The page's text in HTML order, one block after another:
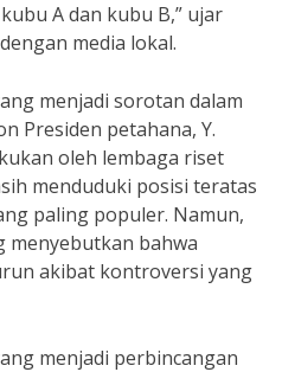
A dan kubu B,” ujar
media lokal.
menjadi sorotan dalam
Presiden petahana, Y.
oleh lembaga riset
menduduki posisi teratas
paling populer. Namun,
menyebutkan bahwa
akibat kontroversi yang
menjadi perbincangan